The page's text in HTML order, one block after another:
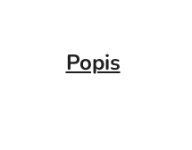
Popis